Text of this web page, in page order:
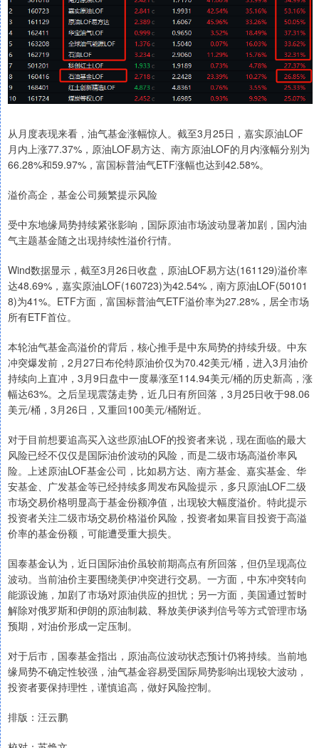
从月度表现来看，油气基金涨幅惊人。截至3月25日，嘉实原油LOF
月内上涨77.37%，原油LOF易方达、南方原油LOF的月内涨幅分别为
66.28%和59.97%，富国标普油气ETF涨幅也达到42.58%。
溢价高企，基金公司频繁提示风险
受中东地缘局势持续紧张影响，国际原油市场波动显著加剧，国内油
气主题基金随之出现持续性溢价行情。
Wind数据显示，截至3月26日收盘，原油LOF易方达(161129)溢价率
达48.69%，嘉实原油LOF(160723)为42.54%，南方原油LOF(50101
8)为41%。ETF方面，富国标普油气ETF溢价率为27.28%，居全市场
所有ETF首位。
本轮油气基金高溢价的背后，核心推手是中东局势的持续升级。中东
冲突爆发前，2月27日布伦特原油价仅为70.42美元/桶，进入3月油价
持续向上直冲，3月9日盘中一度暴涨至114.94美元/桶的历史新高，涨
幅达63%。之后呈现震荡走势，近几日有所回落，3月25日收于98.06
美元/桶，3月26日，又重回100美元/桶附近。
对于目前想要追高买入这些原油LOF的投资者来说，现在面临的最大
风险已经不仅仅是国际油价波动的风险，而是二级市场高溢价率风
险。上述原油LOF基金公司，比如易方达、南方基金、嘉实基金、华
安基金、广发基金等已经持续多周发布风险提示，多只原油LOF二级
市场交易价格明显高于基金份额净值，出现较大幅度溢价。特此提示
投资者关注二级市场交易价格溢价风险，投资者如果盲目投资于高溢
价率的基金份额，可能遭受重大损失。
国泰基金认为，近日国际油价虽较前期高点有所回落，但仍呈现高位
波动。当前油价主要围绕美伊冲突进行交易。一方面，中东冲突转向
能源设施，加剧了市场对原油供应的担忧；另一方面，美国通过暂时
解除对俄罗斯和伊朗的原油制裁、释放美伊谈判信号等方式管理市场
预期，对油价形成一定压制。
对于后市，国泰基金指出，原油高位波动状态预计仍将持续。当前地
缘局势不确定性较强，油气基金容易受国际局势影响出现较大波动，
投资者要保持理性，谨慎追高，做好风险控制。
排版：汪云鹏